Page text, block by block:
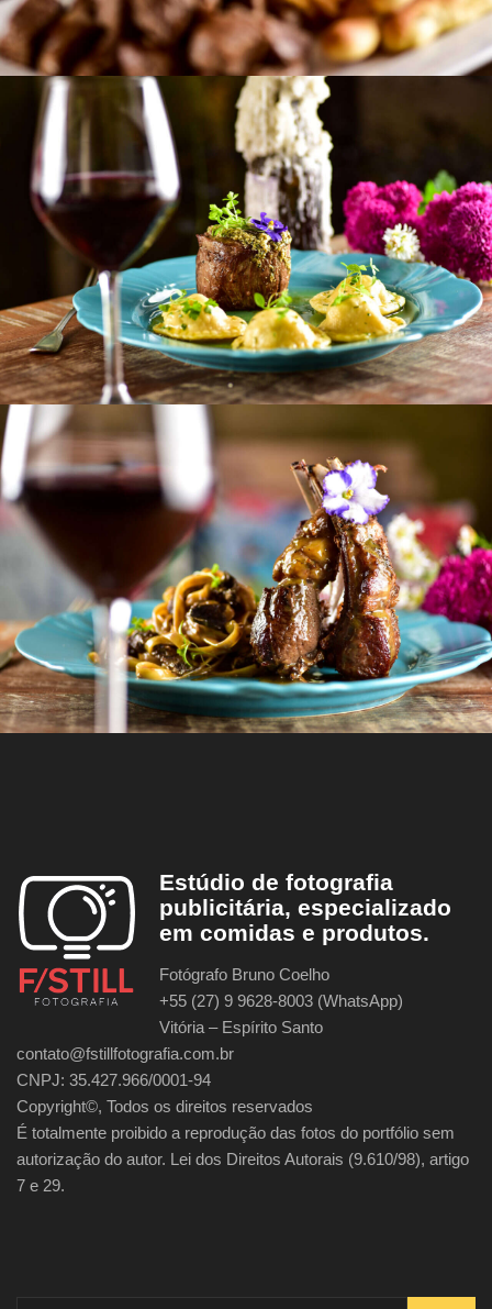
Estúdio de fotografia
publicitária, especializado
em comidas e produtos.
Fotógrafo Bruno Coelho
+55 (27) 9 9628-8003 (WhatsApp)
Vitória – Espírito Santo
contato@fstillfotografia.com.br
CNPJ: 35.427.966/0001-94
Copyright©, Todos os direitos reservados
É totalmente proibido a reprodução das fotos do portfólio sem
autorização do autor. Lei dos Direitos Autorais (9.610/98), artigo
7 e 29.